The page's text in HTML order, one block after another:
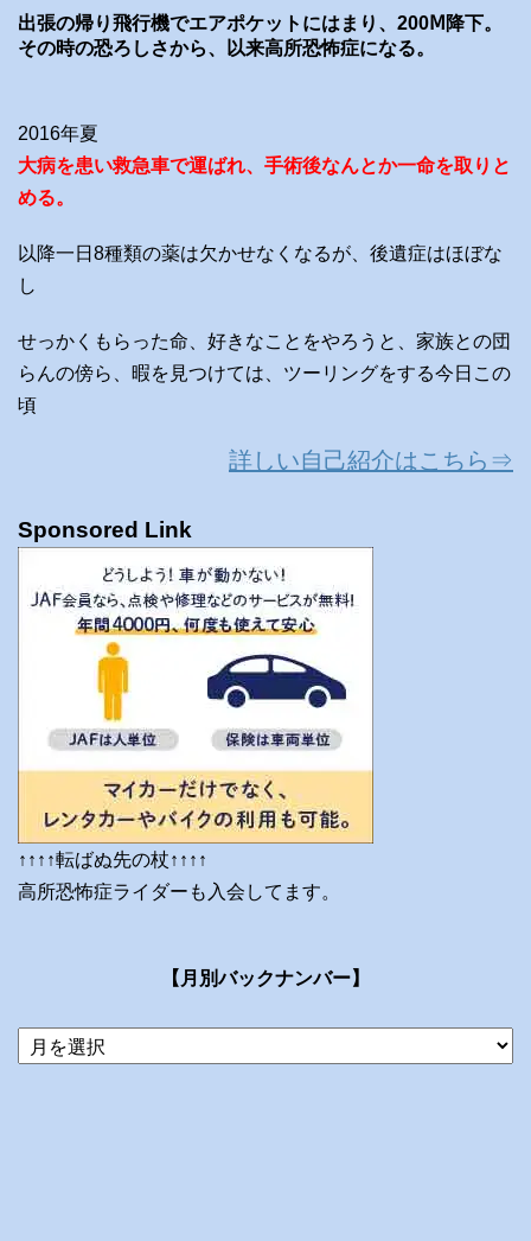
出張の帰り飛行機でエアポケットにはまり、200Ⅿ降下。
その時の恐ろしさから、以来高所恐怖症になる。
2016年夏
大病を患い救急車で運ばれ、手術後なんとか一命を取りと
める。
以降一日8種類の薬は欠かせなくなるが、後遺症はほぼな
し
せっかくもらった命、好きなことをやろうと、家族との団
らんの傍ら、暇を見つけては、ツーリングをする今日この
頃
詳しい自己紹介はこちら⇒
Sponsored Link
↑↑↑↑転ばぬ先の杖↑↑↑↑
高所恐怖症ライダーも入会してます。
【月別バックナンバー】
当
ブ